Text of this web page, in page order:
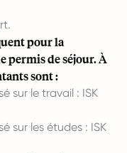
pour la
permis de séjour. À
sont :
sur le travail : ISK
sur les études : ISK